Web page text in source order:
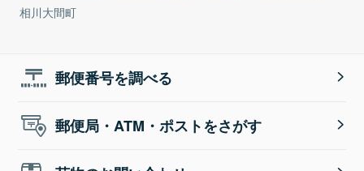
相川大間町
郵便番号を調べる
郵便局・ATM・ポストをさがす